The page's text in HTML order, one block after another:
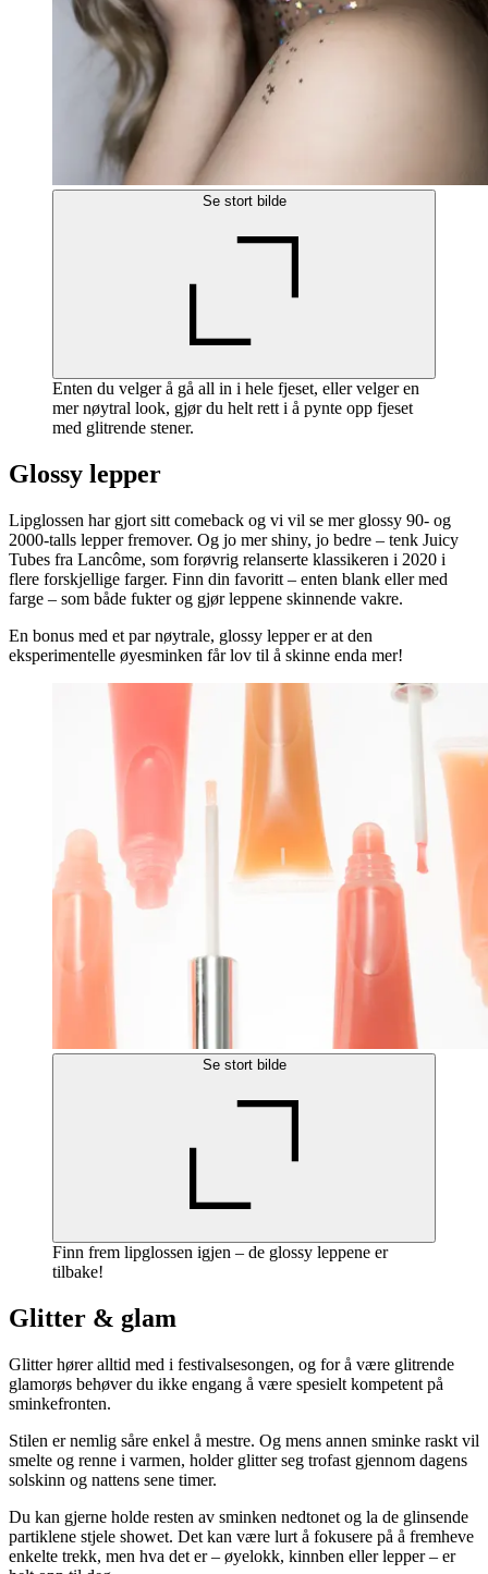
Se stort bilde
Enten du velger å gå all in i hele fjeset, eller velger en
mer nøytral look, gjør du helt rett i å pynte opp fjeset
med glitrende stener.
Glossy lepper
Lipglossen har gjort sitt comeback og vi vil se mer glossy 90- og
2000-talls lepper fremover. Og jo mer shiny, jo bedre – tenk Juicy
Tubes fra Lancôme, som forøvrig relanserte klassikeren i 2020 i
flere forskjellige farger. Finn din favoritt – enten blank eller med
farge – som både fukter og gjør leppene skinnende vakre.
En bonus med et par nøytrale, glossy lepper er at den
eksperimentelle øyesminken får lov til å skinne enda mer!
Se stort bilde
Finn frem lipglossen igjen – de glossy leppene er
tilbake!
Glitter & glam
Glitter hører alltid med i festivalsesongen, og for å være glitrende
glamorøs behøver du ikke engang å være spesielt kompetent på
sminkefronten.
Stilen er nemlig såre enkel å mestre. Og mens annen sminke raskt vil
smelte og renne i varmen, holder glitter seg trofast gjennom dagens
solskinn og nattens sene timer.
Du kan gjerne holde resten av sminken nedtonet og la de glinsende
partiklene stjele showet. Det kan være lurt å fokusere på å fremheve
enkelte trekk, men hva det er – øyelokk, kinnben eller lepper – er